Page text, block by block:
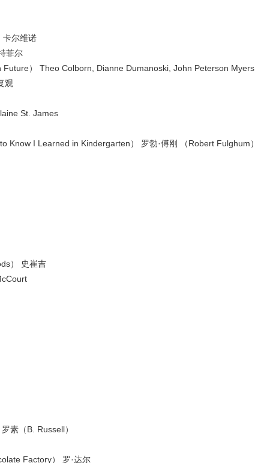
尔维诺
菲尔
） Theo Colborn, Dianne Dumanoski, John Peterson Myers
观
St. James
I Learned in Kindergarten） 罗勃·傅刚 （Robert Fulghum）
） 史崔吉
素（B. Russell）
Factory） 罗·达尔